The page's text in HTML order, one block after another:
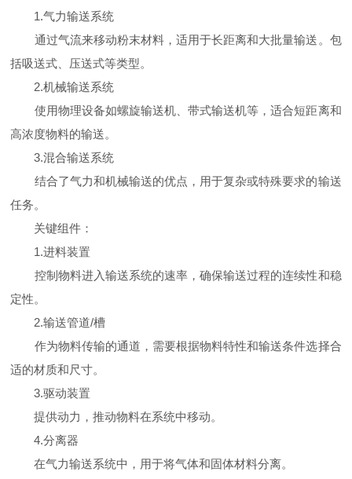
1.气力输送系统
通过气流来移动粉末材料，适用于长距离和大批量输送。包
括吸送式、压送式等类型。
2.机械输送系统
使用物理设备如螺旋输送机、带式输送机等，适合短距离和
高浓度物料的输送。
3.混合输送系统
结合了气力和机械输送的优点，用于复杂或特殊要求的输送
任务。
关键组件：
1.进料装置
控制物料进入输送系统的速率，确保输送过程的连续性和稳
定性。
2.输送管道/槽
作为物料传输的通道，需要根据物料特性和输送条件选择合
适的材质和尺寸。
3.驱动装置
提供动力，推动物料在系统中移动。
4.分离器
在气力输送系统中，用于将气体和固体材料分离。